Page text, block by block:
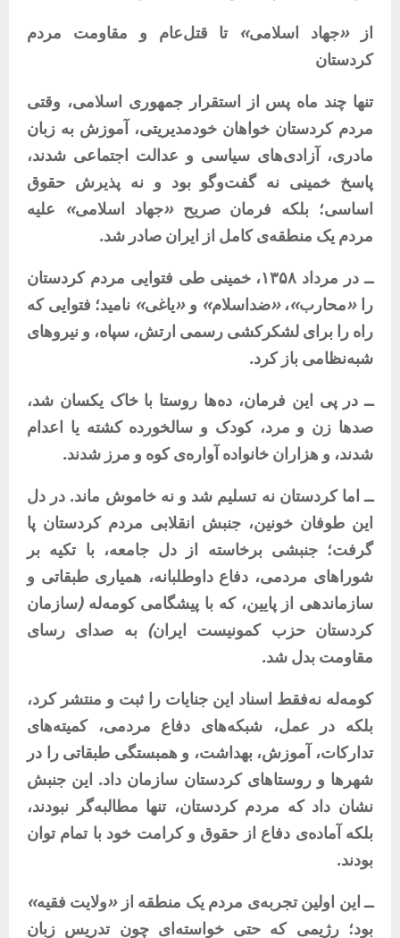
از «جهاد اسلامی» تا قتل‌عام و مقاومت
مردم
کردستان
تنها چند ماه پس از استقرار جمهوری اسلامی، وقتی
مردم کردستان خواهان خودمدیریتی، آموزش به زبان
مادری، آزادی‌های سیاسی و عدالت اجتماعی شدند،
پاسخ خمینی نه گفت‌وگو بود و نه پذیرش حقوق
اساسی؛
بلکه فرمان صریح «جهاد اسلامی» علیه
مردم یک منطقه‌ی کامل از ایران صادر شد.
ــ در مرداد ۱۳۵۸، خمینی طی فتوایی مردم کردستان
را «محارب»، «ضداسلام» و «یاغی» نامید؛ فتوایی که
راه را برای لشکرکشی رسمی ارتش، سپاه، و نیروهای
شبه‌نظامی باز کرد.
ــ در پی این فرمان، ده‌ها روستا با خاک یکسان شد،
صدها زن و مرد، کودک و سالخورده کشته یا اعدام
شدند، و هزاران خانواده آواره‌ی کوه و مرز شدند.
ــ اما کردستان نه تسلیم شد و نه خاموش ماند. در دل
این طوفان خونین، جنبش انقلابی مردم کردستان پا
گرفت؛
جنبشی برخاسته از دل جامعه، با تکیه بر
شوراهای مردمی، دفاع داوطلبانه، همیاری طبقاتی و
سازماندهی از پایین، که با پیشگامی کومه‌له (سازمان
کردستان
حزب کمونیست ایران)به صدای رسای
مقاومت بدل شد.
کومه‌له نه‌فقط اسناد این جنایات را ثبت و منتشر کرد،
بلکه
در عمل، شبکه‌های دفاع مردمی،
کمیته‌های
تدارکات، آموزش، بهداشت، و همبستگی طبقاتی را در
شهرها و روستاهای کردستان سازمان داد. این جنبش
نشان داد که مردم کردستان، تنها مطالبه‌گر
نبودند،
بلکه آماده‌ی دفاع از حقوق و کرامت خود با تمام توان
بودند.
ــ این اولین تجربه‌ی مردم یک منطقه از «ولایت فقیه»
بود؛
رژیمی که حتی خواسته‌ای چون تدریس زبان